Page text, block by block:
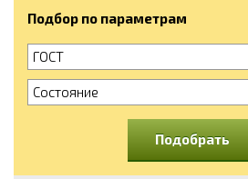
Подбор по параметрам
ГОСТ
Состояние
Подобрать